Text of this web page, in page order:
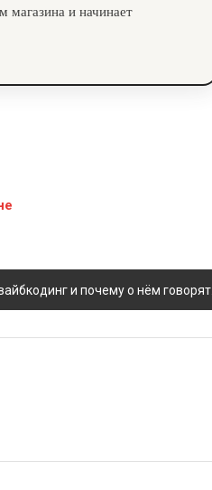
магазина и начинает
и почему о нём говорят разработчики